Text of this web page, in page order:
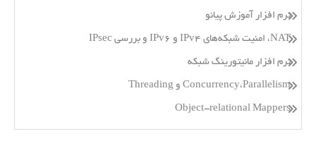
نرم افزار آموزش پیانو
NAT، امنیت شبکه‌های IPv4 و IPv6 و بررسی IPsec
نرم افزار مانیتورینگ شبکه
Concurrency،Parallelism و Threading
Object-relational Mappers